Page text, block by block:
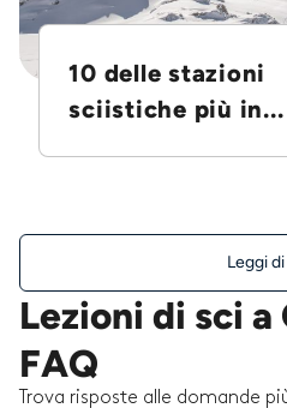
10 delle stazioni
sciistiche più in...
Leggi
Lezioni di sci a
FAQ
Trova risposte alle domande